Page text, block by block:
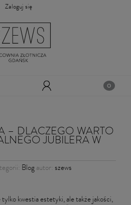
Zaloguj się
– DLACZEGO WARTO
JUBILERA W
Blog autor: szews
kwestia estetyki, ale także jakości,